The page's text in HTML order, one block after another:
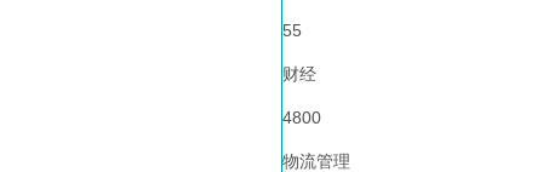
55
财经
4800
物流管理